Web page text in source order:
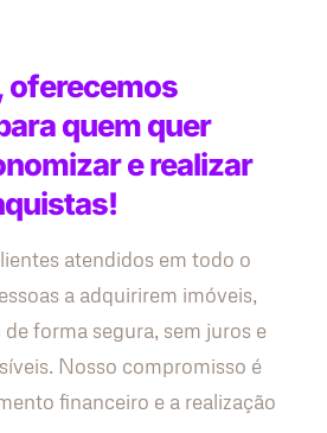
oferecemos
quem quer
e realizar
atendidos em todo o
a adquirirem imóveis,
forma segura, sem juros e
Nosso compromisso é
financeiro e a realização